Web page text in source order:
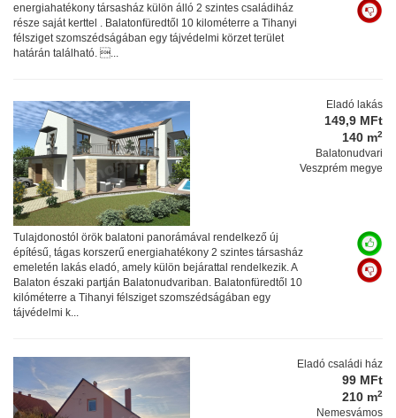
energiahatékony társasház külön álló 2 szintes családiház
része saját kerttel . Balatonfüredtől 10 kilométerre a Tihanyi
félsziget szomszédságában egy tájvédelmi körzet terület
határán található. ...
Eladó lakás
149,9 MFt
140 m2
Balatonudvari
Veszprém megye
Tulajdonostól örök balatoni panorámával rendelkező új
építésű, tágas korszerű energiahatékony 2 szintes társasház
emeletén lakás eladó, amely külön bejárattal rendelkezik. A
Balaton északi partján Balatonudvariban. Balatonfüredtől 10
kilóméterre a Tihanyi félsziget szomszédságában egy
tájvédelmi k...
Eladó családi ház
99 MFt
210 m2
Nemesvámos